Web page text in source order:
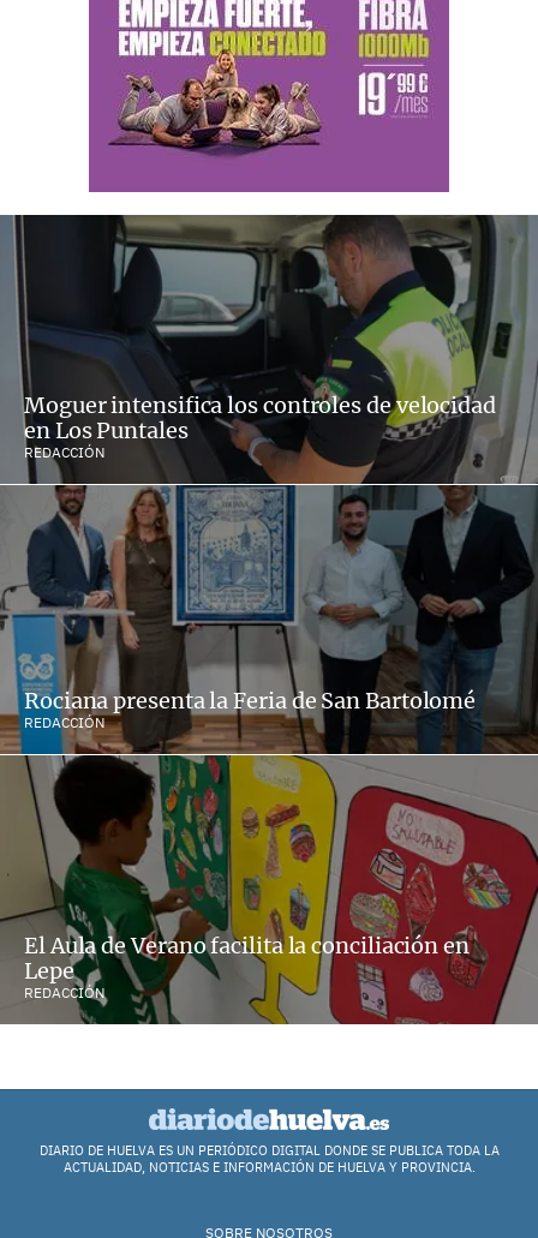
Moguer intensifica los controles de velocidad
en Los Puntales
REDACCIÓN
Rociana presenta la Feria de San Bartolomé
REDACCIÓN
El Aula de Verano facilita la conciliación en
Lepe
REDACCIÓN
DIARIO DE HUELVA ES UN PERIÓDICO DIGITAL DONDE SE PUBLICA TODA LA
ACTUALIDAD, NOTICIAS E INFORMACIÓN DE HUELVA Y PROVINCIA.
SOBRE NOSOTROS